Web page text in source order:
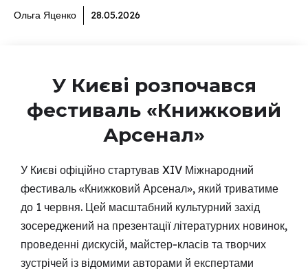
Ольга Яценко 28.05.2026
У Києві розпочався
фестиваль «Книжковий
Арсенал»
У Києві офіційно стартував XIV Міжнародний
фестиваль «Книжковий Арсенал», який триватиме
до 1 червня. Цей масштабний культурний захід
зосереджений на презентації літературних новинок,
проведенні дискусій, майстер-класів та творчих
зустрічей із відомими авторами й експертами